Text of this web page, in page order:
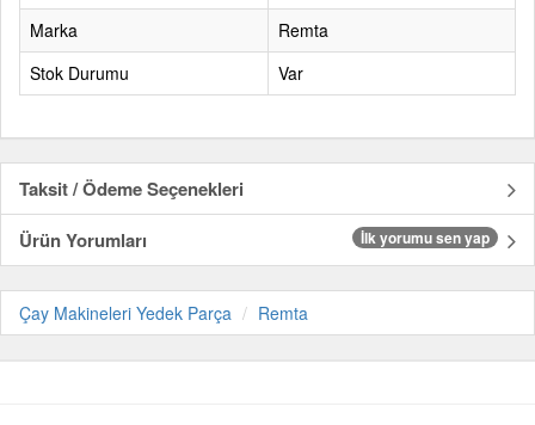
Marka
Remta
Stok Durumu
Var
Taksit / Ödeme Seçenekleri
Ürün Yorumları
İlk yorumu sen yap
Çay Makineleri Yedek Parça Remta